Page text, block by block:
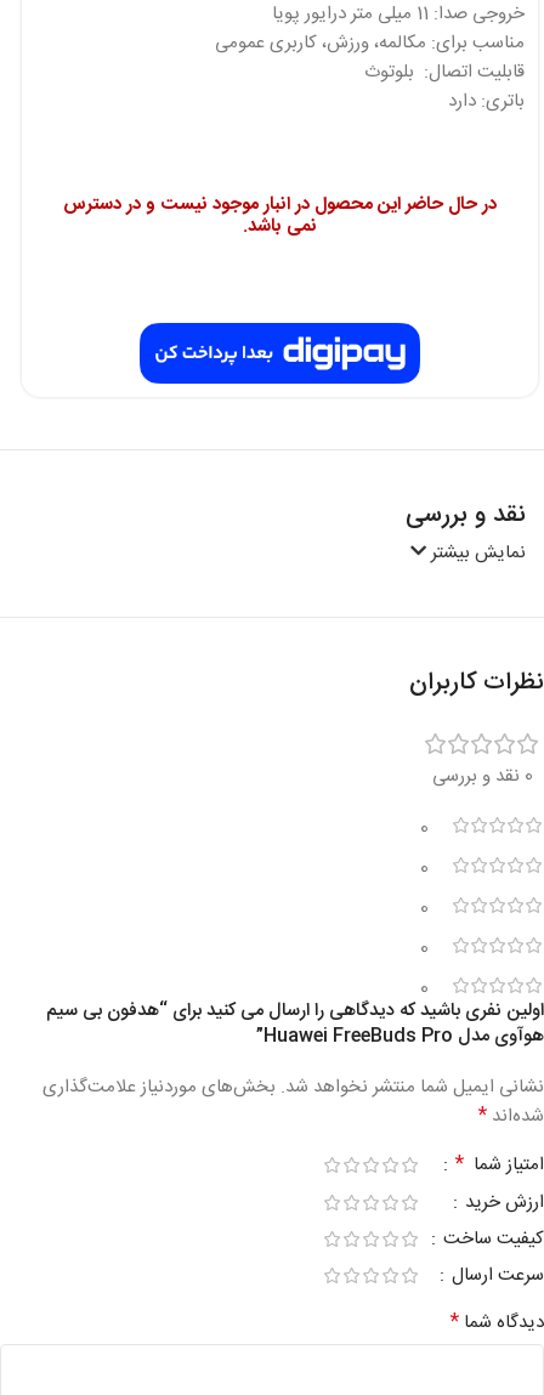
خروجی صدا: 11 میلی متر درایور پویا
مناسب برای: مکالمه، ورزش، کاربری عمومی
قابلیت اتصال: بلوتوث
باتری: دارد
در حال حاضر این محصول در انبار موجود نیست و در دسترس
نمی باشد.
نقد و بررسی
نمایش بیشتر
نظرات کاربران
0 نقد و بررسی
0
0
0
0
0
اولین نفری باشید که دیدگاهی را ارسال می کنید برای “هدفون بی سیم
هوآوی مدل Huawei FreeBuds Pro”
نشانی ایمیل شما منتشر نخواهد شد. بخش‌های موردنیاز علامت‌گذاری
شده‌اند *
امتیاز شما *
ارزش خرید
کیفیت ساخت
سرعت ارسال
دیدگاه شما *